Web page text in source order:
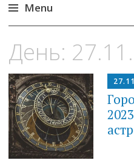
Menu
to
content
День: